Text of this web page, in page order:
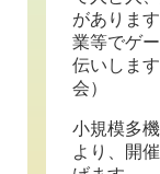
がありま
業等でゲ
伝いしま
会）
小規模多
より、開